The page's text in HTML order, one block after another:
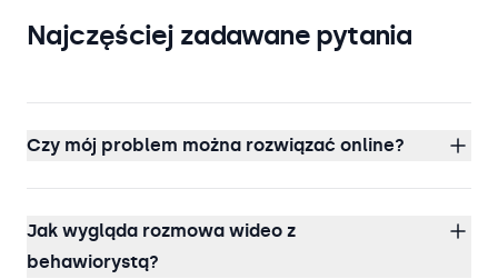
Najczęściej zadawane pytania
Czy mój problem można rozwiązać online?
Jak wygląda rozmowa wideo z
behawiorystą?